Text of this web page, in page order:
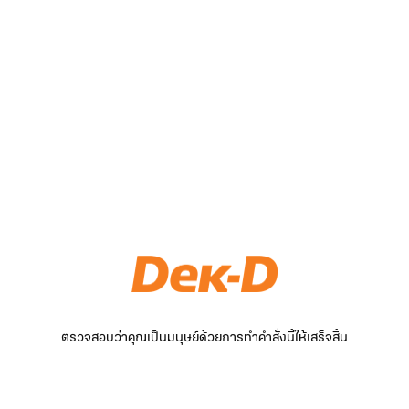
ตรวจสอบว่าคุณเป็นมนุษย์ด้วยการทำคำสั่งนี้ให้เสร็จสิ้น